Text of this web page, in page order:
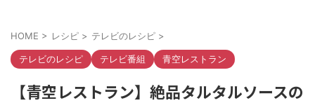
HOME > レシピ > テレビのレシピ >
テレビのレシピ テレビ番組 青空レストラン
【青空レストラン】絶品タルタルソースの